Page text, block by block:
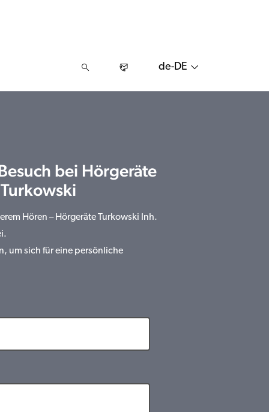
de-DE
bei Hörgeräte
Hören – Hörgeräte Turkowski Inh.
um sich für eine persönliche